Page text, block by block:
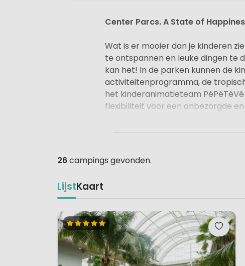
Center Parcs. A State of
Wat is er mooier dan je kinderen
te ontspannen en leuke dingen te
kan het! In de parken kunnen de
activiteitenprogramma, de
het kinderanimatieteam
flexibiliteit voor een onbezorgde
Center Parcs biedt de ideale
uitrusten of actief de omliggende
wil verkennen, tijdens een
parken een uitgebreid culinair
ontspannend zwemmen, genieten
26campings gevonden.
LijstKaart